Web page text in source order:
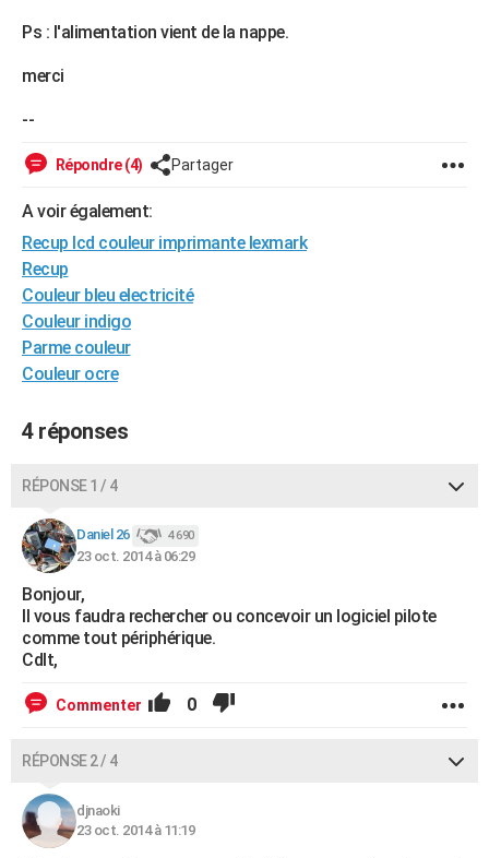
Se connecter
Primaires
Universités
Entreprises
Service militaire
Avis de recherche
FORUM
Bricolage
Lifestyle
Culture
Sport
Auto
Television
Voyage
Cinema
Ps : l'alimentation vient de la nappe.
merci
--
Répondre (4) Partager
A voir également:
Recup lcd couleur imprimante lexmark
Recup
Couleur bleu electricité
Couleur indigo
Parme couleur
Couleur ocre
4 réponses
RÉPONSE 1 / 4
Daniel 26 4 690
23 oct. 2014 à 06:29
Bonjour,
Il vous faudra rechercher ou concevoir un logiciel pilote
comme tout périphérique.
Cdlt,
Commenter 0
RÉPONSE 2 / 4
djnaoki
23 oct. 2014 à 11:19